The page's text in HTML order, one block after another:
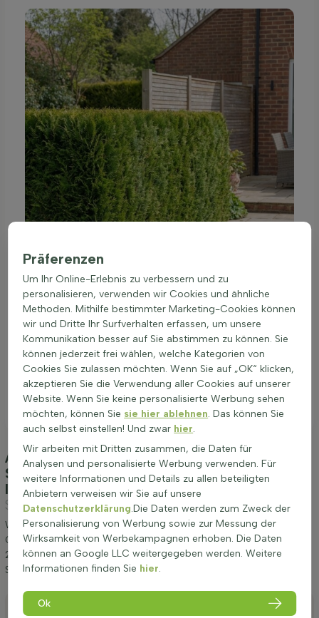
Anpflanzung und Pflege Gelbe
Scheinzypresse Chamaecyparis Lawsoniana
Ivonne 180-200 cm - Ballen(Gelbe
Scheinzypresse)
Wir möchten Ihnen einige Tipps zur Anpflanzung und Pflege von
Gelbe Scheinzypresse Chamaecyparis Lawsoniana Ivonne 180-
200 cm - Ballen geben. Wenn Sie diese Tipps befolgen, werden
Sie lange Freude an Gelbe Scheinzypresse haben.
Anpflanzen
Präferenzen
Um Ihr Online-Erlebnis zu verbessern und zu
personalisieren, verwenden wir Cookies und ähnliche
Methoden. Mithilfe bestimmter Marketing-Cookies können
wir und Dritte Ihr Surfverhalten erfassen, um unsere
Kommunikation besser auf Sie abstimmen zu können. Sie
können jederzeit frei wählen, welche Kategorien von
Cookies Sie zulassen möchten. Wenn Sie auf „OK“ klicken,
akzeptieren Sie die Verwendung aller Cookies auf unserer
Website. Wenn Sie keine personalisierte Werbung sehen
möchten, können Sie sie hier ablehnen. Das können Sie
auch selbst einstellen! Und zwar hier.
Wir arbeiten mit Dritten zusammen, die Daten für
Analysen und personalisierte Werbung verwenden. Für
weitere Informationen und Details zu allen beteiligten
Anbietern verweisen wir Sie auf unsere
Datenschutzerklärung.Die Daten werden zum Zweck der
Personalisierung von Werbung sowie zur Messung der
Wirksamkeit von Werbekampagnen erhoben. Die Daten
können an Google LLC weitergegeben werden. Weitere
Informationen finden Sie hier.
Ok